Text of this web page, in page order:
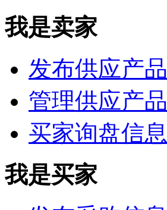
我是卖家
发布供应产品
管理供应产品
买家询盘信息
我是买家